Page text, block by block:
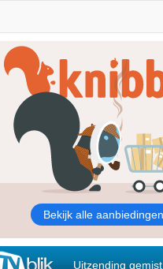
Uitzending gemist